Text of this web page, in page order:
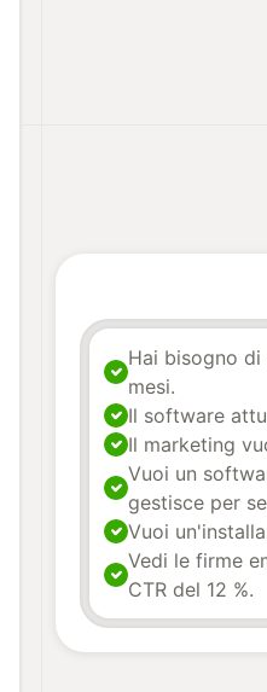
Hai bisogno
mesi.
Il software
Il marketing
Vuoi un
gestisce per
Vuoi
Vedi le firme
CTR del 12 %.